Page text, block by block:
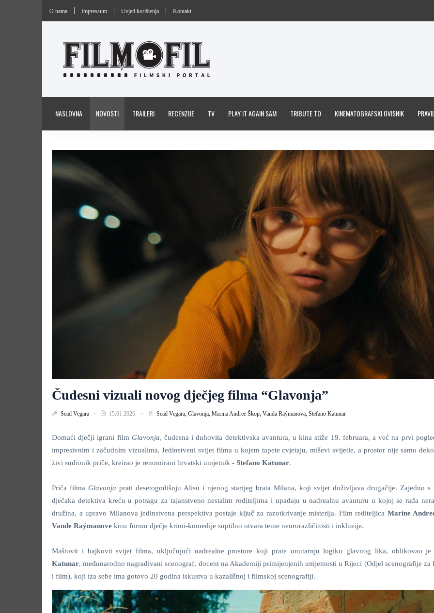
O nama Impressum Uvjeti korištenja Kontakt
NASLOVNA NOVOSTI TRAILERI RECENZIJE TV PLAY IT AGAIN SAM TRIBUTE TO KINEMATOGRAFSKI OVISNIK
Čudesni vizuali novog dječjeg filma “Glavonja”
Sead Vegara 15.01.2026. Sead Vegara, Glavonja, Marina Andree Škop, Vanda Raýmanova, Stefano Katunar
Domaći dječji igrani film Glavonja, čudesna i duhovita detektivska avantura, u kina stiže 19. februara, a već na prvi
impresivnim i začudnim vizualima. Jedinstveni svijet filma u kojem tapete cvjetaju, miševi svijetle, a prostor nije samo
živi sudionik priče, kreirao je renomirani hrvatski umjetnik - Stefano Katunar.
Priča filma Glavonja prati desetogodišnju Alisu i njenog starijeg brata Milana, koji svijet doživljava drugačije. Zajedno s
dječaka detektiva kreću u potragu za tajanstveno nestalim roditeljima i upadaju u nadrealnu avanturu u kojoj se rađa
družina, a upravo Milanova jedinstvena perspektiva postaje ključ za razotkrivanje misterija. Film rediteljica Marine
Vande Raýmanove kroz formu dječje krimi-komedije suptilno otvara teme neurorazličitosti i inkluzije.
Maštovit i bajkovit svijet filma, uključujući nadrealne prostore koji prate unutarnju logiku glavnog lika, oblikovao je
Katunar, međunarodno nagrađivani scenograf, docent na Akademiji primijenjenih umjetnosti u Rijeci (Odjel scenografije za
i film), koji iza sebe ima gotovo 20 godina iskustva u kazališnoj i filmskoj scenografiji.